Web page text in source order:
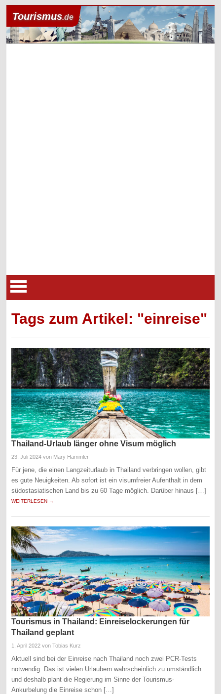
Tourismus.de
Tags zum Artikel: "einreise"
Thailand-Urlaub länger ohne Visum möglich
23. Juli 2024 von Mary Hammler
Für jene, die einen Langzeiturlaub in Thailand verbringen wollen, gibt
es gute Neuigkeiten. Ab sofort ist ein visumfreier Aufenthalt in dem
südostasiatischen Land bis zu 60 Tage möglich. Darüber hinaus […]
WEITERLESEN →
Tourismus in Thailand: Einreiselockerungen für
Thailand geplant
1. April 2022 von Tobias Kurz
Aktuell sind bei der Einreise nach Thailand noch zwei PCR-Tests
notwendig. Das ist vielen Urlaubern wahrscheinlich zu umständlich
und deshalb plant die Regierung im Sinne der Tourismus-
Ankurbelung die Einreise schon […]